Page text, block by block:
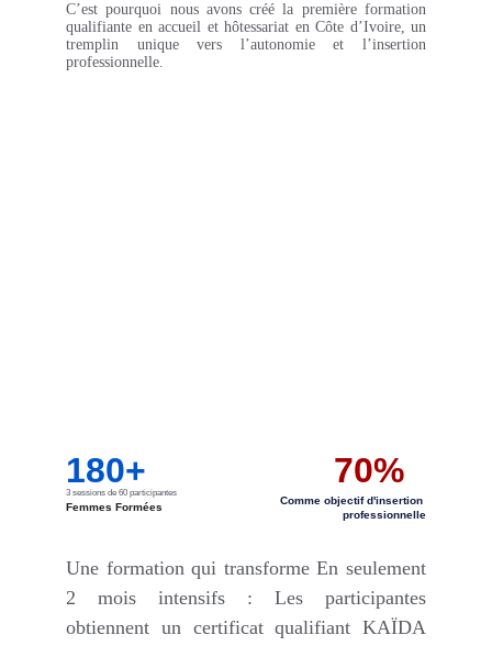
C’est pourquoi nous avons créé la première formation
qualifiante en accueil et hôtessariat en Côte d’Ivoire, un
tremplin unique vers l’autonomie et l’insertion
professionnelle.
180+ 70%
Comme objectif d'insertion
professionnelle
3 sessions de 60 participantes
Une formation qui transforme En seulement
2 mois intensifs : Les participantes
obtiennent un certificat qualifiant KAÏDA
Femmes Formées